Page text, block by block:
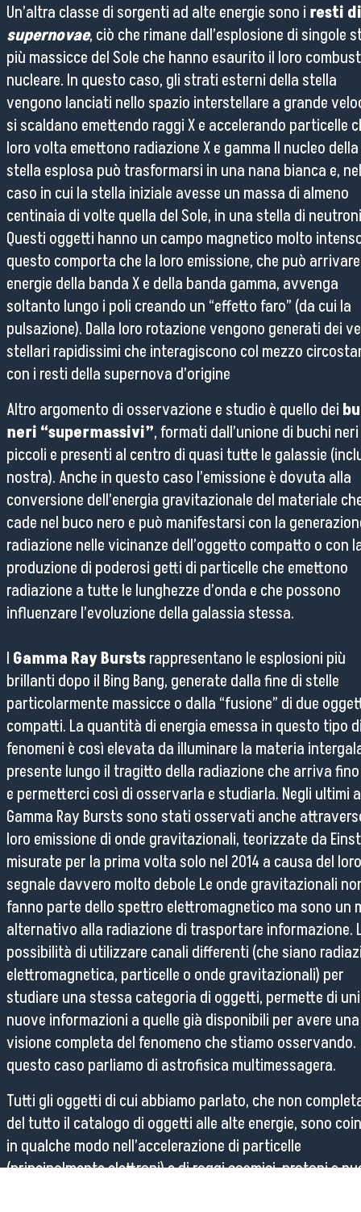
Un’altra classe di sorgenti ad alte energie sono i resti di
supernovae, ciò che rimane dall’esplosione di singole
più massicce del Sole che hanno esaurito il loro
nucleare. In questo caso, gli strati esterni della stella
vengono lanciati nello spazio interstellare a grande
si scaldano emettendo raggi X e accelerando particelle
loro volta emettono radiazione X e gamma Il nucleo della
stella esplosa può trasformarsi in una nana bianca e, nel
caso in cui la stella iniziale avesse un massa di almeno
centinaia di volte quella del Sole, in una stella di
Questi oggetti hanno un campo magnetico molto
questo comporta che la loro emissione, che può
energie della banda X e della banda gamma, avvenga
soltanto lungo i poli creando un “effetto faro” (da cui la
pulsazione). Dalla loro rotazione vengono generati dei
stellari rapidissimi che interagiscono col mezzo
con i resti della supernova d’origine
Altro argomento di osservazione e studio è quello dei
neri “supermassivi”, formati dall’unione di buchi
piccoli e presenti al centro di quasi tutte le galassie
nostra). Anche in questo caso l’emissione è dovuta alla
conversione dell’energia gravitazionale del materiale
cade nel buco nero e può manifestarsi con la
radiazione nelle vicinanze dell’oggetto compatto o con
produzione di poderosi getti di particelle che emettono
radiazione a tutte le lunghezze d’onda e che possono
influenzare l’evoluzione della galassia stessa.
I Gamma Ray Burstsrappresentano le esplosioni più
brillanti dopo il Bing Bang, generate dalla fine di stelle
particolarmente massicce o dalla “fusione” di due
compatti. La quantità di energia emessa in questo tipo
fenomeni è così elevata da illuminare la materia
presente lungo il tragitto della radiazione che arriva
e permetterci così di osservarla e studiarla. Negli ultimi
Gamma Ray Bursts sono stati osservati anche
loro emissione di onde gravitazionali, teorizzate da
misurate per la prima volta solo nel 2014 a causa del loro
segnale davvero molto debole Le onde gravitazionali
fanno parte dello spettro elettromagnetico ma sono un
alternativo alla radiazione di trasportare informazione.
possibilità di utilizzare canali differenti (che siano
elettromagnetica, particelle o onde gravitazionali) per
studiare una stessa categoria di oggetti, permette di
nuove informazioni a quelle già disponibili per avere una
visione completa del fenomeno che stiamo
questo caso parliamo di astrofisica multimessagera.
Tutti gli oggetti di cui abbiamo parlato, che non
del tutto il catalogo di oggetti alle alte energie, sono
in qualche modo nell’accelerazione di particelle
(principalmente elettroni) e di raggi cosmici, protoni e